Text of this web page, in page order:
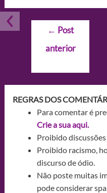
Navegação
Post
← Post
anterior
REGRAS DOS
Para comentar é
Crie a sua aqui.
Proibido
Proibido racismo,
discurso de ódio.
Não poste muitas
pode considerar